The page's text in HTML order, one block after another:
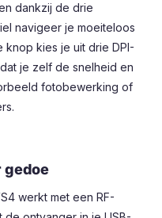
dankzij de drie
navigeer je moeiteloos
kies je uit drie DPI-
je zelf de snelheid en
fotobewerking of
gedoe
werkt met een RF-